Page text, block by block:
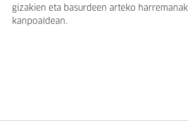
gizakien eta basurdeen arteko
kanpoaldean.